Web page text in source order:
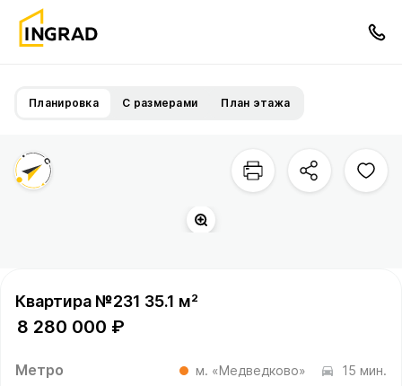
Планировка С размерами План этажа
Квартира №231 35.1 м²
8 280 000 ₽
Метро м. «Медведково» 15 мин.